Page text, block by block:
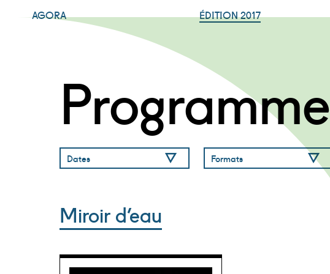
AGORA ÉDITION 2017
Programme
Dates Formats
Miroir d’eau